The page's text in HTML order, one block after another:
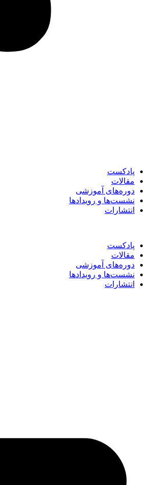
پادکست
مقالات
دوره‌های آموزشی
نشست‌ها و رویدادها
انتشارات
پادکست
مقالات
دوره‌های آموزشی
نشست‌ها و رویدادها
انتشارات